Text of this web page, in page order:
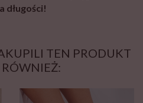
długości!
TEN PRODUKT